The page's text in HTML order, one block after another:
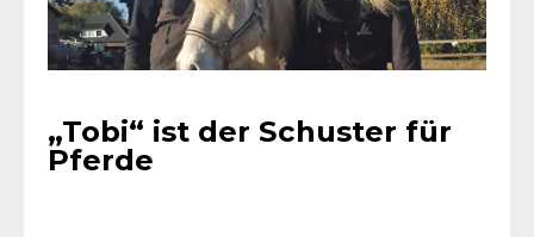
„Tobi“ ist der Schuster für
Pferde